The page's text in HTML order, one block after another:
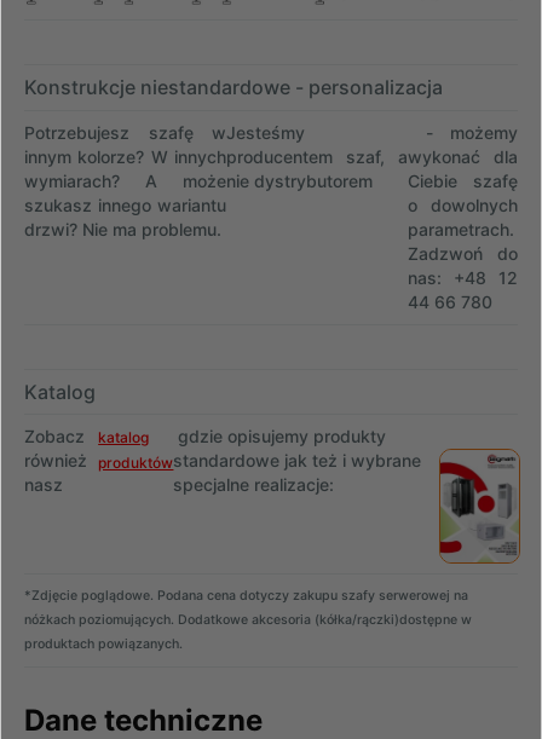
Konstrukcje niestandardowe - personalizacja
Potrzebujesz szafę w
innym kolorze? W innych
wymiarach? A może
szukasz innego wariantu
drzwi? Nie ma problemu.
Jesteśmy
producentem szaf, a
nie dystrybutorem
- możemy
wykonać dla
Ciebie szafę
o dowolnych
parametrach.
Zadzwoń do
nas: +48 12
44 66 780
Katalog
Zobacz
również
nasz
katalog
produktów
gdzie opisujemy produkty
standardowe jak też i wybrane
specjalne realizacje:
*Zdjęcie poglądowe. Podana cena dotyczy zakupu szafy serwerowej na
nóżkach poziomujących. Dodatkowe akcesoria (kółka/rączki)dostępne w
produktach powiązanych.
Dane techniczne